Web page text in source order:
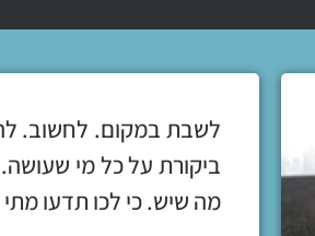
לשבת במקום. לחשוב.
ביקורת על כל מי
מה שיש. כי לכו תדעו